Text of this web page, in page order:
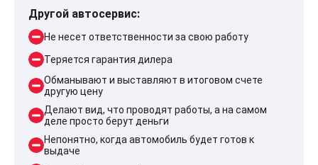
Другой автосервис:
Не несет ответственности за свою работу
Теряется гарантия дилера
Обманывают и выставляют в итоговом счете
другую цену
Делают вид, что проводят работы, а на самом
деле просто берут деньги
Непонятно, когда автомобиль будет готов к
выдаче